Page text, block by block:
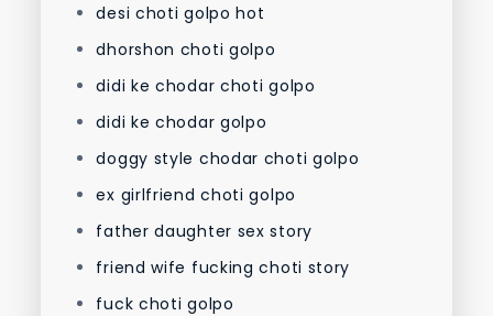
desi choti golpo hot
dhorshon choti golpo
didi ke chodar choti golpo
didi ke chodar golpo
doggy style chodar choti golpo
ex girlfriend choti golpo
father daughter sex story
friend wife fucking choti story
fuck choti golpo